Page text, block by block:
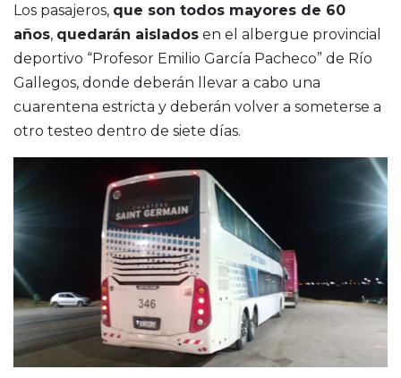
Los pasajeros, que son todos mayores de 60
años, quedarán aislados en el albergue provincial
deportivo “Profesor Emilio García Pacheco” de Río
Gallegos, donde deberán llevar a cabo una
cuarentena estricta y deberán volver a someterse a
otro testeo dentro de siete días.